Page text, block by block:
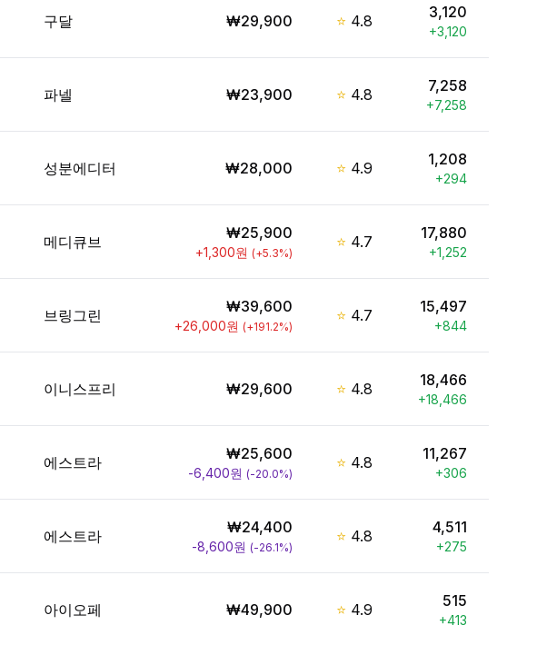
구달 ₩29,900 ⭐ 4.8 3,120
+3,120
파넬 ₩23,900 ⭐ 4.8 7,258
+7,258
성분에디터 ₩28,000 ⭐ 4.9 1,208
+294
메디큐브 ₩25,900
+1,300원 (+5.3%)
⭐ 4.7 17,880
+1,252
브링그린 ₩39,600
+26,000원 (+191.2%)
⭐ 4.7 15,497
+844
이니스프리 ₩29,600 ⭐ 4.8 18,466
+18,466
에스트라 ₩25,600
-6,400원 (-20.0%)
⭐ 4.8 11,267
+306
에스트라 ₩24,400
-8,600원 (-26.1%)
⭐ 4.8 4,511
+275
아이오페 ₩49,900 ⭐ 4.9 515
+413